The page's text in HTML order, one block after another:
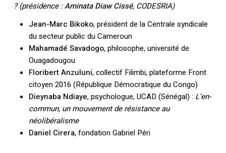
? (présidence :Aminata Diaw Cissé, CODESRIA)
Jean-Marc Bikoko, président de la Centrale syndicale
du secteur public du Cameroun
Mahamadé Savadogo, philosophe, université de
Ouagadougou
Floribert Anzuluni, collectif Filimbi, plateforme Front
citoyen 2016 (République Démocratique du Congo)
Dieynaba Ndiaye, psychologue, UCAD (Sénégal) : L’en-
commun, un mouvement de résistance au
néolibéralisme
Daniel Cirera, fondation Gabriel Péri